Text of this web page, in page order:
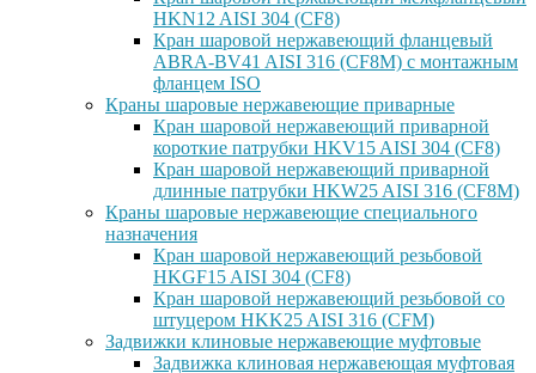
HKN12 AISI 304 (CF8)
Кран шаровой нержавеющий фланцевый
ABRA-BV41 AISI 316 (CF8M) с монтажным
фланцем ISO
Краны шаровые нержавеющие приварные
Кран шаровой нержавеющий приварной
короткие патрубки HKV15 AISI 304 (CF8)
Кран шаровой нержавеющий приварной
длинные патрубки HKW25 AISI 316 (CF8M)
Краны шаровые нержавеющие специального
назначения
Кран шаровой нержавеющий резьбовой
HKGF15 AISI 304 (CF8)
Кран шаровой нержавеющий резьбовой со
штуцером HKK25 AISI 316 (CFM)
Задвижки клиновые нержавеющие муфтовые
Задвижка клиновая нержавеющая муфтовая